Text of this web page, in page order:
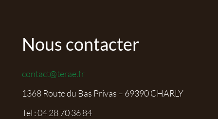
Nous contacter
contact@terae.fr
1368 Route du Bas Privas – 69390 CHARLY
Tel :04 28 70 36 84